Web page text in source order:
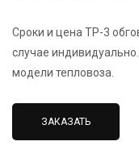
Сроки и цена ТР-3
случае
модели тепловоза.
ЗАКАЗАТЬ